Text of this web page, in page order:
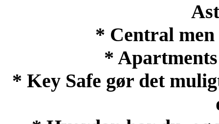
* Central
*
* Key Safe gør det